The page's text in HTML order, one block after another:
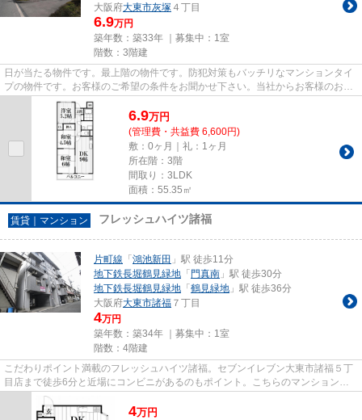
大阪府大東市灰塚 ４丁目
6.9万円
築年数：築33年 ｜募集中： 1室
階数：3階建
日が当たる物件です。最上階の物件です。防犯対策もバッチリなマンションタイ
プの物件です。お客様のご希望の条件をお聞かせ下さい。当社からお客様のお求
めの条件に合った物件をご紹...
6.9万円
(管理費・共益費 6,600円)
敷：0ヶ月｜礼：1ヶ月
所在階：3階
間取り：3LDK
面積：55.35㎡
賃貸｜マンション フレッシュハイツ諸福
片町線 「 鴻池新田 」駅 徒歩11分
地下鉄長堀鶴見緑地 「 門真南 」駅 徒歩30分
地下鉄長堀鶴見緑地 「 鶴見緑地 」駅 徒歩36分
大阪府大東市諸福 ７丁目
4万円
築年数：築34年 ｜募集中： 1室
階数：4階建
こだわりポイント満載のフレッシュハイツ諸福。セブンイレブン大東市諸福５丁
目店まで徒歩6分と近場にコンビニがあるのもポイント。こちらのマンションは
自走式駐車場がご利用いただけ...
4万円